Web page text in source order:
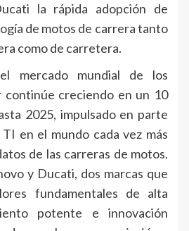
la rápida adopción de
de motos de carrera tanto
como de carretera.
mercado mundial de los
creciendo en un 10
2025, impulsado en parte
en el mundo cada vez más
de las carreras de motos.
y Ducati, dos marcas que
fundamentales de alta
potente e innovación